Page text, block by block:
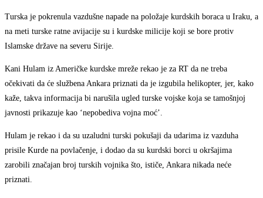
Turska je pokrenula vazdušne napade na položaje kurdskih boraca u Iraku, a
na meti turske ratne avijacije su i kurdske milicije koji se bore protiv
Islamske države na severu Sirije.
Kani Hulam iz Američke kurdske mreže rekao je za RT da ne treba
očekivati da će službena Ankara priznati da je izgubila helikopter, jer, kako
kaže, takva informacija bi narušila ugled turske vojske koja se tamošnjoj
javnosti prikazuje kao ‘nepobediva vojna moć’.
Hulam je rekao i da su uzaludni turski pokušaji da udarima iz vazduha
prisile Kurde na povlačenje, i dodao da su kurdski borci u okršajima
zarobili značajan broj turskih vojnika što, ističe, Ankara nikada neće
priznati.